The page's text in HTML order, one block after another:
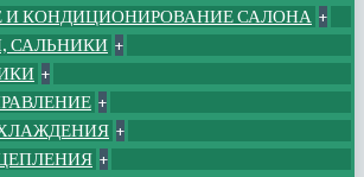
И КОНДИЦИОНИРОВАНИЕ САЛОНА +
САЛЬНИКИ +
+
+
+
+